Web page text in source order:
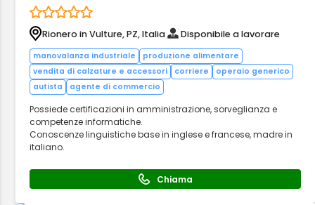
Rionero in Vulture, PZ, Italia Disponibile a lavorare
manovalanza industriale
produzione alimentare
vendita di calzature e accessori
corriere
operaio generico
autista
agente di commercio
Possiede certificazioni in amministrazione, sorveglianza e
competenze informatiche.
Conoscenze linguistiche base in inglese e francese, madre in
italiano.
Chiama